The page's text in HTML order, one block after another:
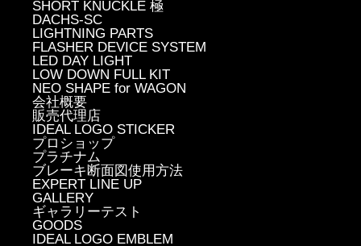
SHORT KNUCKLE 極
DACHS-SC
LIGHTNING PARTS
FLASHER DEVICE SYSTEM
LED DAY LIGHT
LOW DOWN FULL KIT
NEO SHAPE for WAGON
会社概要
販売代理店
IDEAL LOGO STICKER
プロショップ
プラチナム
ブレーキ断面図使用方法
EXPERT LINE UP
GALLERY
ギャラリーテスト
GOODS
IDEAL LOGO EMBLEM